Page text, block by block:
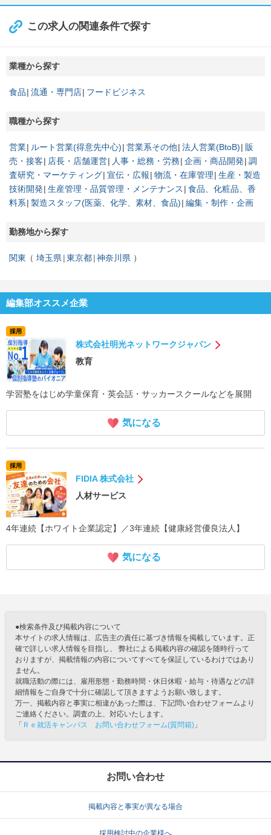
この求人の関連条件で探す
業種から探す
食品 流通・専門店 フードビジネス
職種から探す
営業 ルート営業(得意先中心) 営業系その他 法人営業(BtoB)
販
売・接客
店長・店舗運営 人事・総務・労務 企画・商品開発 調
査研究・マーケティング 宣伝・広報 物流・在庫管理 生産・製造
技術開発 生産管理・品質管理・メンテナンス
食品、化粧品、香
料系 製造スタッフ(医薬、化学、素材、食品) 編集・制作・企画
勤務地から探す
関東 埼玉県 東京都 神奈川県
編集部オススメ企業
採用
株式会社明光ネットワークジャパン
教育
学習塾をはじめ学童保育・英会話・サッカースクールなどを展開
気になる
採用
FIDIA 株式会社
人材サービス
4年連続【ホワイト企業認定】／3年連続【健康経営優良法人】
気になる
●検索条件及び掲載内容について
本サイトの求人情報は、広告主の責任に基づき情報を掲載しています。正
確で詳しい求人情報を目指し、 弊社による掲載内容の確認を随時行って
おりますが、掲載情報の内容についてすべてを保証しているわけではあり
ません。
就職活動の際には、雇用形態・勤務時間・休日休暇・給与・待遇などの詳
細情報をご自身で十分に確認して頂きますようお願い致します。
万一、掲載内容と事実に相違があった際は、下記問い合わせフォームより
ご連絡ください。調査の上、対応いたします。
「 Ｒｅ就活キャンパス お問い合わせフォーム(質問箱) 」
お問い合わせ
掲載内容と事実が異なる場合
採用検討中の企業様へ